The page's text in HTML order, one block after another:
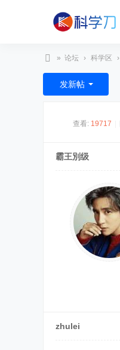
科
学
» 论坛 › 科学区 ›
发新帖
查看: 19717
霸王別级
zhulei